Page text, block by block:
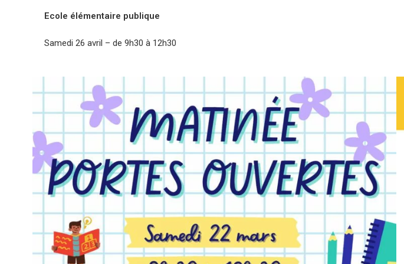
Ecole élémentaire publique
Samedi 26 avril – de 9h30 à 12h30